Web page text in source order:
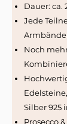
Dauer: ca.
⁠Jede
Noch
Silber 925
Prosecco